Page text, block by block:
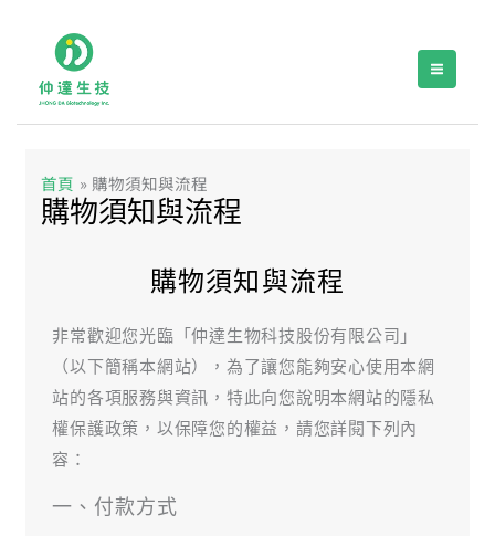
首頁
購物須知與流程
購物須知與流程
購物須知與流程
非常歡迎您光臨「仲達生物科技股份有限公司」
（以下簡稱本網站），為了讓您能夠安心使用本網
站的各項服務與資訊，特此向您說明本網站的隱私
權保護政策，以保障您的權益，請您詳閱下列內
容：
一、付款方式